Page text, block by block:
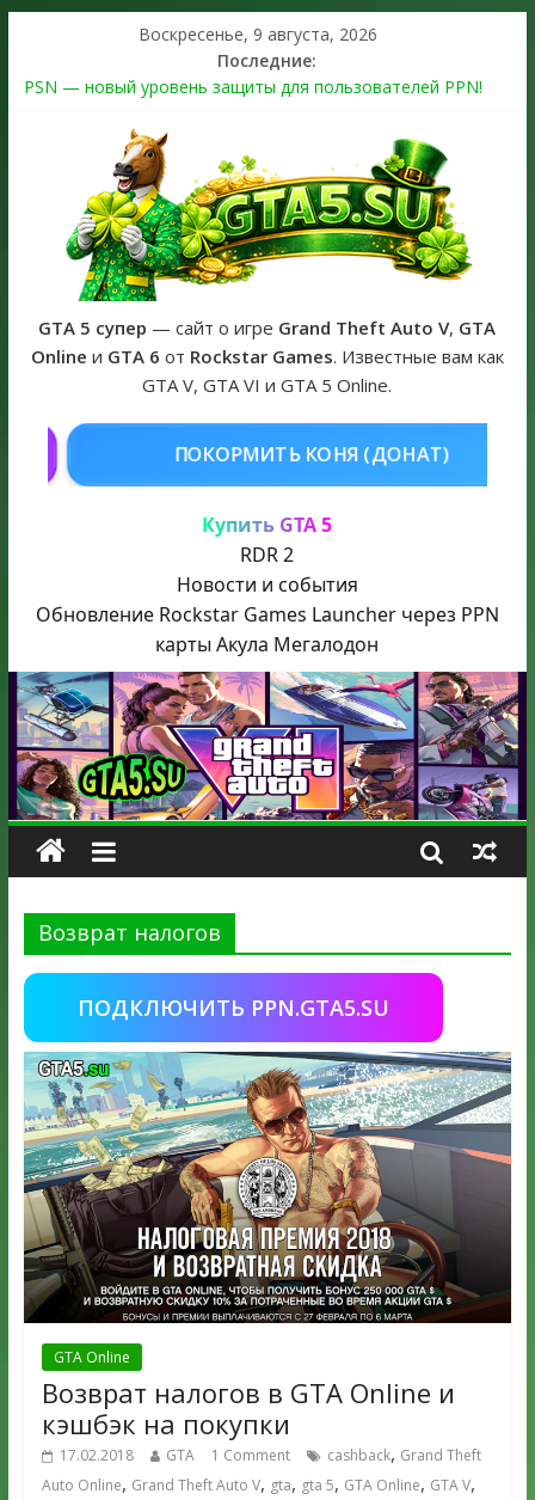
Воскресенье, 9 августа, 2026
Последние:
PSN — новый уровень защиты для пользователей PPN!
The Kortz Center Heist выйдет в GTA Online уже 14 июля
Регистрация в Rockstar Games Social Club ошибка #1.500.7:
как зарегистрировать аккаунт и войти без проблем в 2026
Получайте особые награды в GTA Online по программе
Fine Art Collector
GTA 6 официальная обложка игры и Предзаказ Grand Theft
Auto VI
GTA 5 супер — сайт о игре Grand Theft Auto V, GTA
Online и GTA 6 от Rockstar Games. Известные вам как
GTA V, GTA VI и GTA 5 Online.
КУПИТЬ GTA 5
Купить GTA 5
RDR 2
Новости и события
Обновление Rockstar Games Launcher через PPN
карты Акула Мегалодон
Возврат налогов
ПОДКЛЮЧИТЬ PPN.GTA5.SU
GTA Online
Возврат налогов в GTA Online и
кэшбэк на покупки
17.02.2018 GTA 1 Comment cashback, Grand Theft
Auto Online, Grand Theft Auto V, gta, gta 5, GTA Online, GTA V,